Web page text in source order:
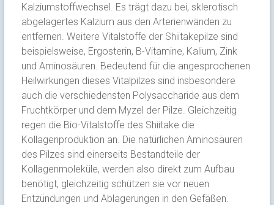
Kalziumstoffwechsel. Es trägt dazu bei, sklerotisch
abgelagertes Kalzium aus den Arterienwänden zu
entfernen. Weitere Vitalstoffe der Shiitakepilze sind
beispielsweise, Ergosterin, B-Vitamine, Kalium, Zink
und Aminosäuren. Bedeutend für die angesprochenen
Heilwirkungen dieses Vitalpilzes sind insbesondere
auch die verschiedensten Polysaccharide aus dem
Fruchtkörper und dem Myzel der Pilze. Gleichzeitig
regen die Bio-Vitalstoffe des Shiitake die
Kollagenproduktion an. Die natürlichen Aminosäuren
des Pilzes sind einerseits Bestandteile der
Kollagenmoleküle, werden also direkt zum Aufbau
benötigt, gleichzeitig schützen sie vor neuen
Entzündungen und Ablagerungen in den Gefäßen.